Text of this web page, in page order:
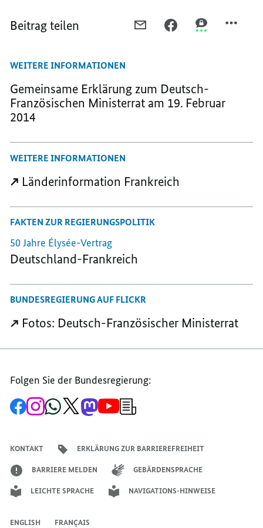
Beitrag teilen
WEITER
VERTIEFEN
VERTIEFEN
WEITERE INFORMATIONEN
Gemeinsame Erklärung zum Deutsch-
Französischen Ministerrat am 19. Februar
2014
WEITERE INFORMATIONEN
Länderinformation Frankreich
FAKTEN ZUR REGIERUNGSPOLITIK
50 Jahre Élysée-Vertrag
Deutschland-Frankreich
BUNDESREGIERUNG AUF FLICKR
Fotos: Deutsch-Französischer Ministerrat
Folgen Sie der Bundesregierung:
Zur
Facebook-
Zum
Instagram-
Zum
WhatsApp-
Zum
X-
Zum
Mastodon-
Zum
YouTube-Anmeldung
KONTAKT ERKLÄRUNG ZUR BARRIEREFREIHEIT
BARRIERE MELDEN GEBÄRDENSPRACHE
LEICHTE SPRACHE NAVIGATIONS-HINWEISE
ENGLISH FRANÇAIS